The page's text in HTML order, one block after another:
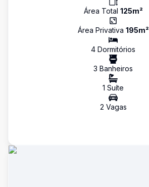
Área Total 125m²
Área Privativa 195m²
4 Dormitórios
3 Banheiros
1 Suíte
2 Vagas